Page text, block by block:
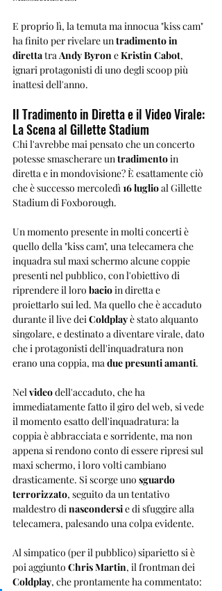
E proprio lì, la temuta ma innocua "kiss cam"
ha finito per rivelare un tradimento in
diretta tra Andy Byron e Kristin Cabot,
ignari protagonisti di uno degli scoop più
inattesi dell'anno.
Il Tradimento in Diretta e il Video Virale:
La Scena al Gillette Stadium
Chi l'avrebbe mai pensato che un concerto
potesse smascherare un tradimento in
diretta e in mondovisione? È esattamente ciò
che è successo mercoledì 16 luglio al Gillette
Stadium di Foxborough.
Un momento presente in molti concerti è
quello della "kiss cam", una telecamera che
inquadra sul maxi schermo alcune coppie
presenti nel pubblico, con l'obiettivo di
riprendere il loro bacio in diretta e
proiettarlo sui led. Ma quello che è accaduto
durante il live dei Coldplay è stato alquanto
singolare, e destinato a diventare virale, dato
che i protagonisti dell'inquadratura non
erano una coppia, ma due presunti amanti.
Nel video dell'accaduto, che ha
immediatamente fatto il giro del web, si vede
il momento esatto dell'inquadratura: la
coppia è abbracciata e sorridente, ma non
appena si rendono conto di essere ripresi sul
maxi schermo, i loro volti cambiano
drasticamente. Si scorge uno sguardo
terrorizzato, seguito da un tentativo
maldestro di nascondersi e di sfuggire alla
telecamera, palesando una colpa evidente.
Al simpatico (per il pubblico) siparietto si è
poi aggiunto Chris Martin, il frontman dei
Coldplay, che prontamente ha commentato: